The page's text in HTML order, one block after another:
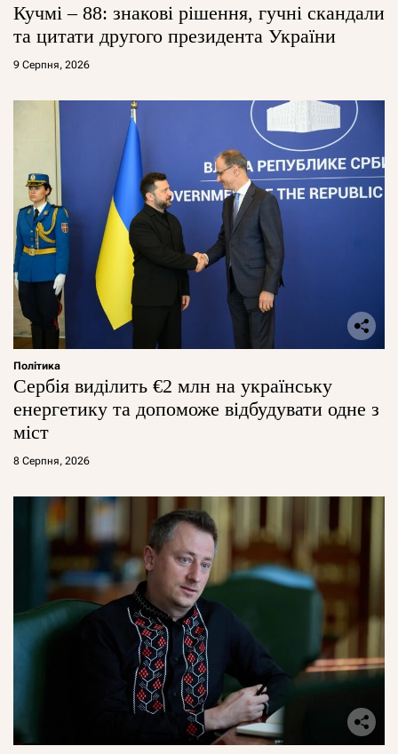
Кучмі – 88: знакові рішення, гучні скандали
та цитати другого президента України
9 Серпня, 2026
Політика
Сербія виділить €2 млн на українську
енергетику та допоможе відбудувати одне з
міст
8 Серпня, 2026